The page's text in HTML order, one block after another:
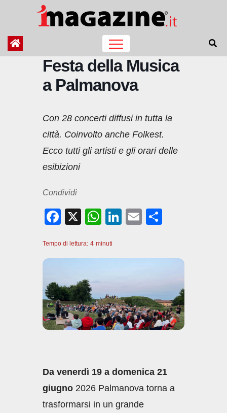
contenuto
Festa della Musica
a Palmanova
Con 28 concerti diffusi in tutta la
città. Coinvolto anche Folkest.
Ecco tutti gli artisti e gli orari delle
esibizioni
Condividi
F
c
b
o
o
k
X
W
at
A
p
p
Li
dI
n
E
vi
di
Tempo di lettura: 4 minuti
Da venerdì 19 a domenica 21
giugno 2026 Palmanova torna a
trasformarsi in un grande